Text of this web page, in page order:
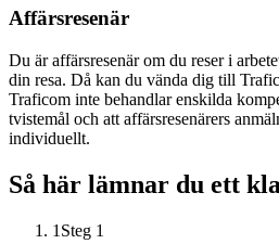
Affärsresenär
Du är affärsresenär om du reser i
din resa. Då kan du vända dig till
Traficom inte behandlar enskilda
tvistemål och att affärsresenärers
individuellt.
Så här lämnar du ett
1 Steg 1